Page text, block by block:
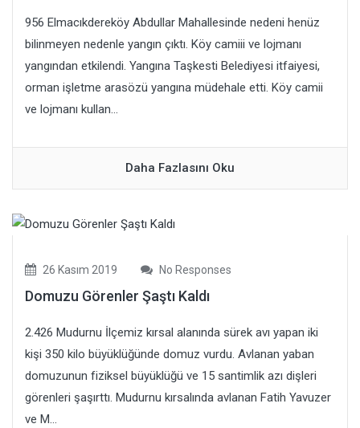
956 Elmacıkdereköy Abdullar Mahallesinde nedeni henüz
bilinmeyen nedenle yangın çıktı. Köy camiii ve lojmanı
yangından etkilendi. Yangına Taşkesti Belediyesi itfaiyesi,
orman işletme arasözü yangına müdehale etti. Köy camii
ve lojmanı kullan...
Daha Fazlasını Oku
26 Kasım 2019 No Responses
Domuzu Görenler Şaştı Kaldı
2.426 Mudurnu İlçemiz kırsal alanında sürek avı yapan iki
kişi 350 kilo büyüklüğünde domuz vurdu. Avlanan yaban
domuzunun fiziksel büyüklüğü ve 15 santimlik azı dişleri
görenleri şaşırttı. Mudurnu kırsalında avlanan Fatih Yavuzer
ve M...